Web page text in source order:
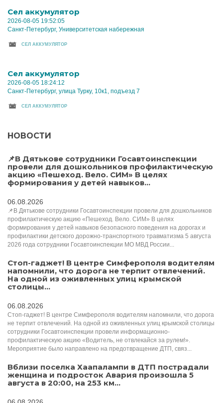
Cел аккумулятор
2026-08-05 19:52:05
Санкт-Петербург, Университетская набережная
CЕЛ АККУМУЛЯТОР
Cел аккумулятор
2026-08-05 18:24:12
Санкт-Петербург, улица Турку, 10к1, подъезд 7
CЕЛ АККУМУЛЯТОР
НОВОСТИ
📌В Дятькове сотрудники Госавтоинспекции
провели для дошкольников профилактическую
акцию «Пешеход. Вело. СИМ» В целях
формирования у детей навыков...
06.08.2026
📌В Дятькове сотрудники Госавтоинспекции провели для дошкольников
профилактическую акцию «Пешеход. Вело. СИМ» В целях
формирования у детей навыков безопасного поведения на дорогах и
профилактики детского дорожно-транспортного травматизма 5 августа
2026 года сотрудники Госавтоинспекции МО МВД России...
Стоп-гаджет! В центре Симферополя водителям
напомнили, что дорога не терпит отвлечений.
На одной из оживленных улиц крымской
столицы...
06.08.2026
Стоп-гаджет! В центре Симферополя водителям напомнили, что дорога
не терпит отвлечений. На одной из оживленных улиц крымской столицы
сотрудники Госавтоинспекции провели информационно-
профилактическую акцию «Водитель, не отвлекайся за рулем!».
Мероприятие было направлено на предотвращение ДТП, связ...
Вблизи поселка Хаапалампи в ДТП пострадали
женщина и подросток Авария произошла 5
августа в 20:00, на 253 км...